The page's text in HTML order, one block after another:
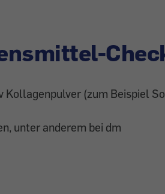
Kollagenpulver (zum Beispiel
unter anderem bei dm